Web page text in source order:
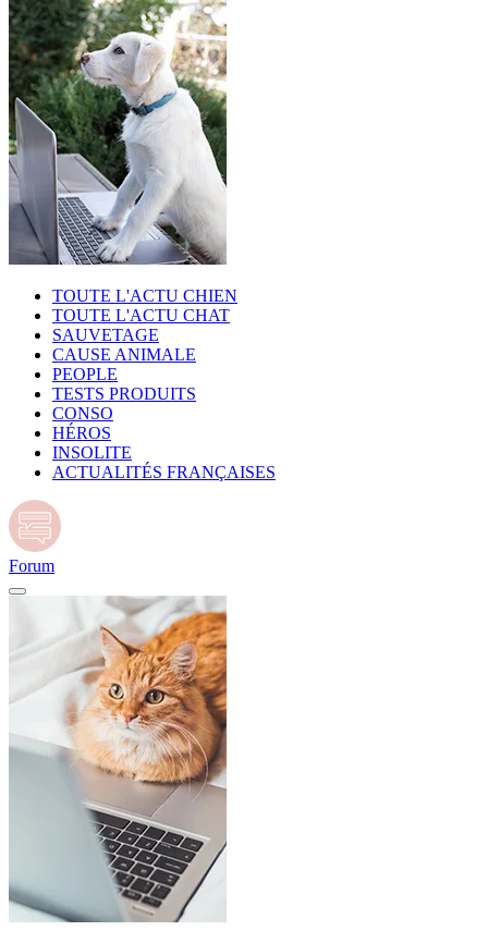
TOUTE L'ACTU CHIEN
TOUTE L'ACTU CHAT
SAUVETAGE
CAUSE ANIMALE
PEOPLE
TESTS PRODUITS
CONSO
HÉROS
INSOLITE
ACTUALITÉS FRANÇAISES
Forum